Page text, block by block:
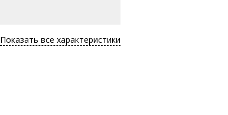
Показать все характеристики